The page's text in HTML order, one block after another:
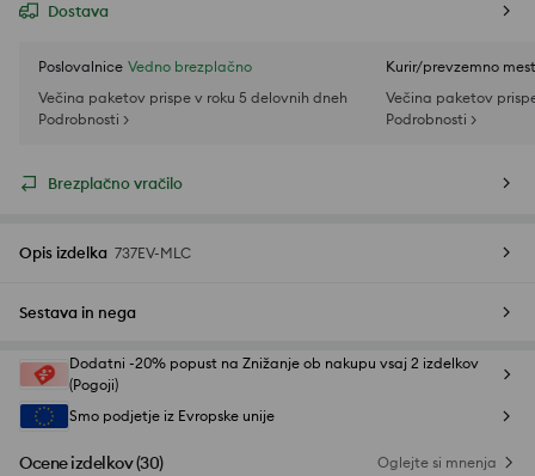
Dostava
Poslovalnice Vedno brezplačno
Večina paketov prispe v roku 5 delovnih dneh
Podrobnosti >
Kurir/prevzemno
Večina paketov
Podrobnosti >
Brezplačno vračilo
Opis izdelka 737EV-MLC
Sestava in nega
Dodatni -20% popust na Znižanje ob nakupu vsaj 2 izdelkov
(Pogoji)
Smo podjetje iz Evropske unije
Ocene izdelkov(30) Oglejte si mnenja